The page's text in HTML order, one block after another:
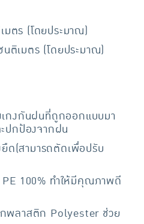
ตร (โดยประมาณ)
ติเมตร (โดยประมาณ)
กงกันฝนที่ถูกออกแบบมา
ปกป้องจากฝน
ด(สามารถตัดเพื่อปรับ
100% ทำให้มีคุณภาพดี
พลาสติก Polyester ช่วย